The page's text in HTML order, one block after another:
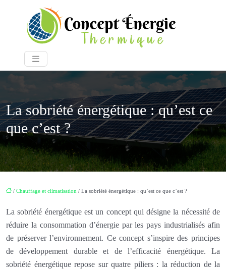
La sobriété énergétique : qu’est ce
que c’est ?
/ Chauffage et climatisation / La sobriété énergétique : qu’est ce que c’est ?
La sobriété énergétique est un concept qui désigne la nécessité de
réduire la consommation d’énergie par les pays industrialisés afin
de préserver l’environnement. Ce concept s’inspire des principes
de développement durable et de l’efficacité énergétique. La
sobriété énergétique repose sur quatre piliers : la réduction de la